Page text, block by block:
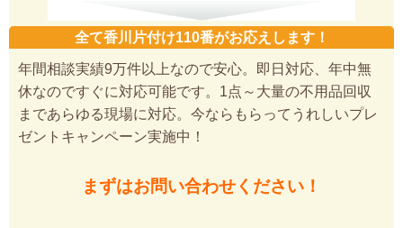
全て香川片付け110番がお応えします！
年間相談実績9万件以上なので安心。即日対応、年中無
休なのですぐに対応可能です。1点～大量の不用品回収
まであらゆる現場に対応。今ならもらってうれしいプレ
ゼントキャンペーン実施中！
まずはお問い合わせください！